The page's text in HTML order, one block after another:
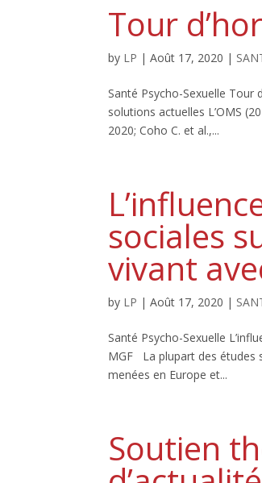
Tour
by LP |Août 17, 2020 |
Santé Psycho-Sexuelle Tour
solutions actuelles L’OMS
2020; Coho C. et al.,...
sociales
vivant
by LP |Août 17, 2020 |
Santé Psycho-Sexuelle
MGF La plupart des études
menées en Europe et...
Soutien